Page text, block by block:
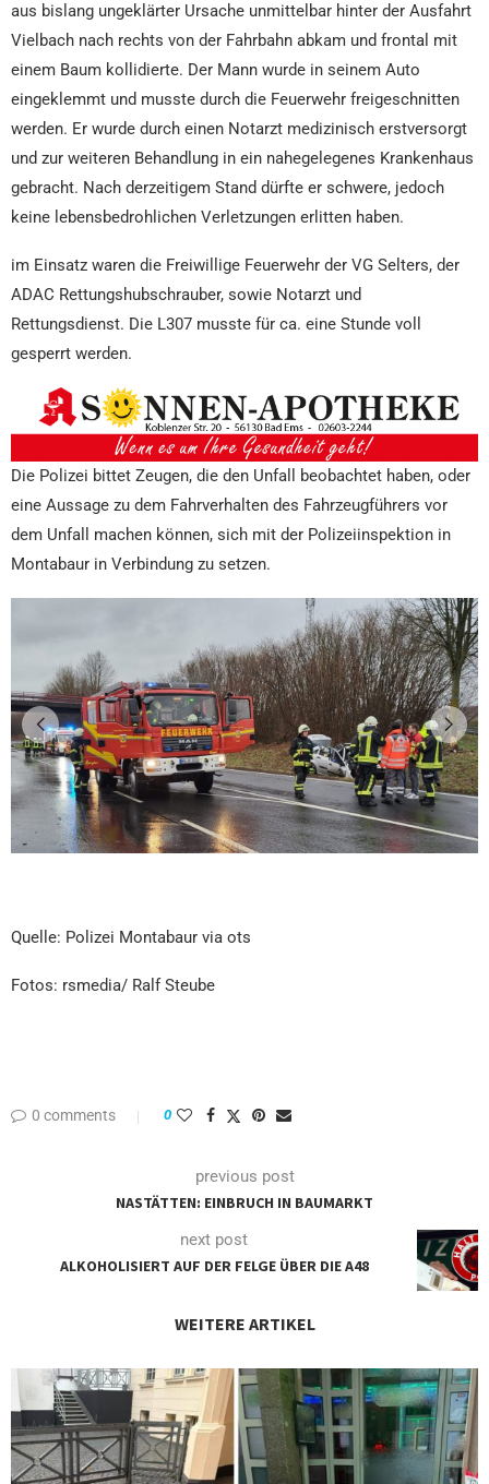
aus bislang ungeklärter Ursache unmittelbar hinter der Ausfahrt
Vielbach nach rechts von der Fahrbahn abkam und frontal mit
einem Baum kollidierte. Der Mann wurde in seinem Auto
eingeklemmt und musste durch die Feuerwehr freigeschnitten
werden. Er wurde durch einen Notarzt medizinisch erstversorgt
und zur weiteren Behandlung in ein nahegelegenes Krankenhaus
gebracht. Nach derzeitigem Stand dürfte er schwere, jedoch
keine lebensbedrohlichen Verletzungen erlitten haben.
im Einsatz waren die Freiwillige Feuerwehr der VG Selters, der
ADAC Rettungshubschrauber, sowie Notarzt und
Rettungsdienst. Die L307 musste für ca. eine Stunde voll
gesperrt werden.
Die Polizei bittet Zeugen, die den Unfall beobachtet haben, oder
eine Aussage zu dem Fahrverhalten des Fahrzeugführers vor
dem Unfall machen können, sich mit der Polizeiinspektion in
Montabaur in Verbindung zu setzen.
Quelle: Polizei Montabaur via ots
Fotos: rsmedia/ Ralf Steube
0 comments 0
previous post
NASTÄTTEN: EINBRUCH IN BAUMARKT
next post
ALKOHOLISIERT AUF DER FELGE ÜBER DIE A48
WEITERE ARTIKEL